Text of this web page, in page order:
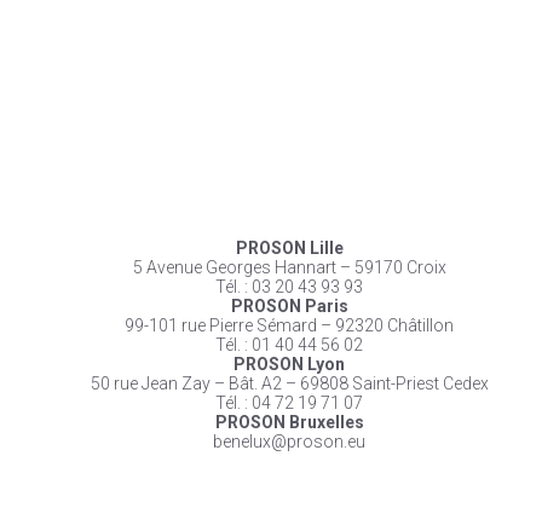
PROSON Lille
5 Avenue Georges Hannart – 59170 Croix
Tél. : 03 20 43 93 93
PROSON Paris
99-101 rue Pierre Sémard – 92320 Châtillon
Tél. : 01 40 44 56 02
PROSON Lyon
50 rue Jean Zay – Bât. A2 – 69808 Saint-Priest Cedex
Tél. : 04 72 19 71 07
PROSON Bruxelles
benelux@proson.eu